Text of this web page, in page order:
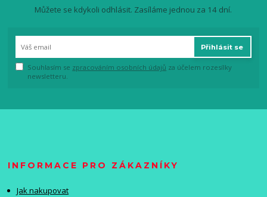
Můžete se kdykoli odhlásit. Zasíláme jednou za 14 dní.
Přihlásit se
Souhlasím se zpracováním osobních údajů za účelem rozesílky
newsletteru.
INFORMACE PRO ZÁKAZNÍKY
Jak nakupovat